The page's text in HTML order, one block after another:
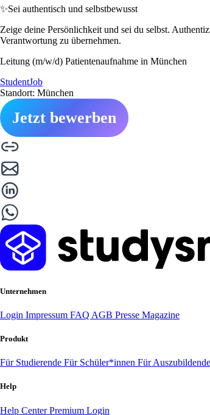
✨Sei authentisch und selbstbewusst
Zeige deine Persönlichkeit und sei du selbst.
Verantwortung zu übernehmen.
Leitung (m/w/d) Patientenaufnahme in München
StudentJob
Standort: München
Jetzt bewerben
Unternehmen
Login Impressum FAQ AGB Presse Magazine
Produkt
Für Studierende Für Schüler*innen Für Auszubildende
Help
Help CenterPremium Login